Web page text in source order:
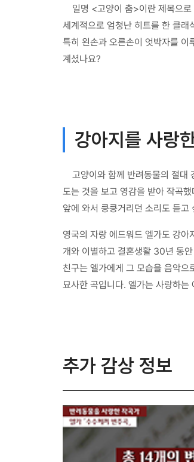
일명 <고양이 춤>이란 제목으로
세계적으로 엄청난 히트를 한 클래
특히 왼손과 오른손이 엇박자를
계셨나요?
강아지를 사랑
고양이와 함께 반려동물의 절대
도는 것을 보고 영감을 받아 작곡
앞에 와서 킁킁거리던 소리도 듣
영국의 자랑 에드워드 엘가도 강아
개와 이별하고 결혼생활 30년 동
친구는 엘가에게 그 모습을 음악
묘사한 곡입니다. 엘가는 사랑하는
추가 감상 정보